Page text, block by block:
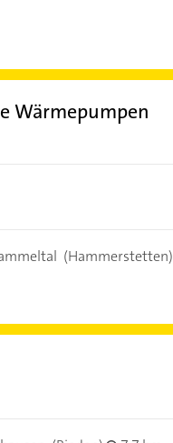
Wärmepumpen
(Hammerstetten)